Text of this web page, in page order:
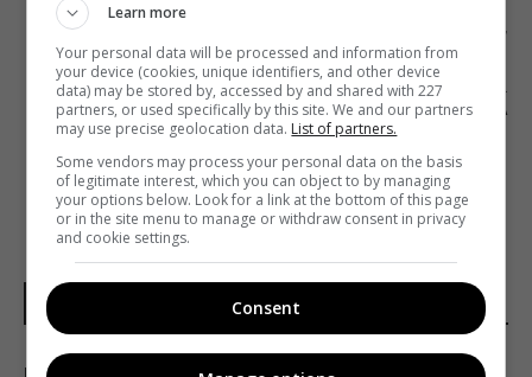
Следующий пост
ДОЧЬ ОЛИ ПОЛЯКОВОЙ СТАНЕТ
АМБАССАДОРОМ ВЫСШЕЙ ШКОЛЫ MEDIA &
PRODUCTION 1+1 MEDIA
НОВОСТИ УКРАИНЫ
Learn more
Your personal data will be processed and information from
your device (cookies, unique identifiers, and other device
data) may be stored by, accessed by and shared with 227
partners, or used specifically by this site. We and our partners
may use precise geolocation data. List of partners.
Some vendors may process your personal data on the basis
of legitimate interest, which you can object to by managing
your options below. Look for a link at the bottom of this page
or in the site menu to manage or withdraw consent in privacy
and cookie settings.
Consent